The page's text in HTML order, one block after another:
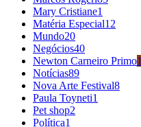
Mary Cristiane1
Matéria Especial12
Mundo20
Negócios40
Newton Carneiro Primo1
Notícias89
Nova Arte Festival8
Paula Toyneti1
Pet shop2
Política1